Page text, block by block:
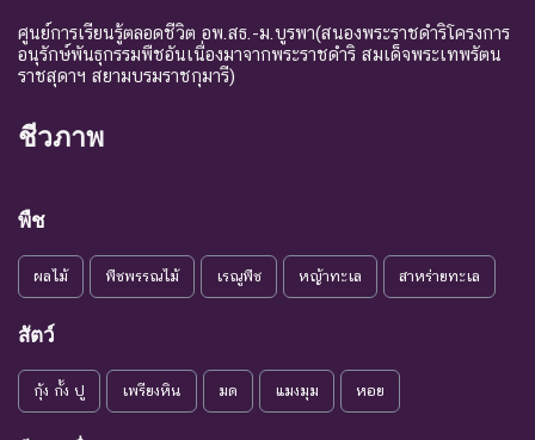
ศูนย์การเรียนรู้ตลอดชีวิต อพ.สธ.-ม.บูรพา(สนองพระราชดำริโครงการ
อนุรักษ์พันธุกรรมพืชอันเนื่องมาจากพระราชดำริ สมเด็จพระเทพรัตน
ราชสุดาฯ สยามบรมราชกุมารี)
ชีวภาพ
พืช
ผลไม้ พืชพรรณไม้ เรณูพืช หญ้าทะเล สาหร่ายทะเล
สัตว์
กุ้ง กั้ง ปู เพรียงหิน มด แมงมุม หอย